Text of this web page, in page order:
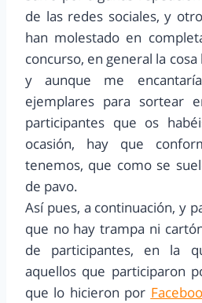
de las redes sociales, y
han molestado en
concurso, en general la
y aunque me
ejemplares para sortear
participantes que os
ocasión, hay que
tenemos, que como se
de pavo.
Así pues, a continuación, y
que no hay trampa ni
de participantes, en la
aquellos que participaron
que lo hicieron por